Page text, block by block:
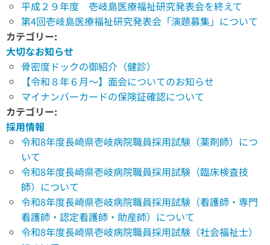
平成２９年度 壱岐島医療福祉研究発表会を終えて
第4回壱岐島医療福祉研究発表会「演題募集」について
カテゴリー:
大切なお知らせ
骨密度ドックの御紹介（健診）
【令和８年６月～】面会についてのお知らせ
マイナンバーカードの保険証確認について
カテゴリー:
採用情報
令和8年度長崎県壱岐病院職員採用試験（薬剤師）につ
いて
令和8年度長崎県壱岐病院職員採用試験（臨床検査技
師）について
令和8年度長崎県壱岐病院職員採用試験（看護師・専門
看護師・認定看護師・助産師）について
令和8年度長崎県壱岐病院職員採用試験（社会福祉士）